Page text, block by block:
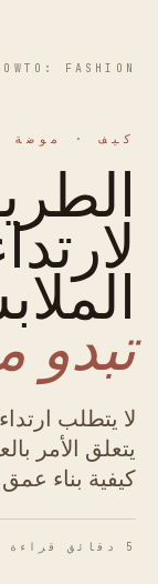
FASHION
كيف · موضة
تبدو
لا يتطلب
يتعلق الأمر
كيفية بناء
5 دقائق قراءة · إيريس